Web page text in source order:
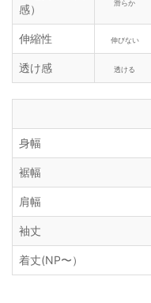
感）
滑らか
伸縮性 伸びない
透け感 透ける
身幅
裾幅
肩幅
袖丈
着丈(NP〜）